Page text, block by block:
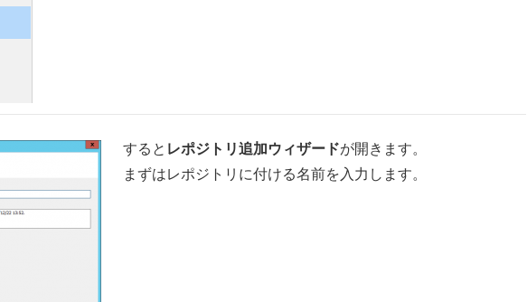
すると レポジトリ追加ウィザードが開きます。
まずはレポジトリに付ける名前を入力します。